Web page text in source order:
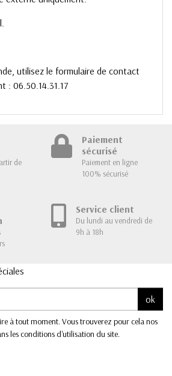
utilisez le formulaire de contact
: 06.50.14.31.17
de
Paiement
sécurisé
Paiement en ligne
100% sécurisé
Service client
Du lundi au vendredi de
9h à 18h
ok
à tout moment. Vous trouverez pour cela nos
les conditions d'utilisation du site.